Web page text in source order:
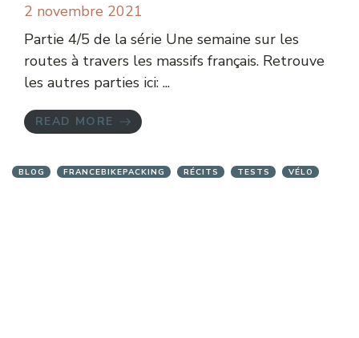
2 novembre 2021
Partie 4/5 de la série Une semaine sur les
routes à travers les massifs français. Retrouve
les autres parties ici: ...
READ MORE
BLOG FRANCEBIKEPACKING RÉCITS TESTS VÉLO